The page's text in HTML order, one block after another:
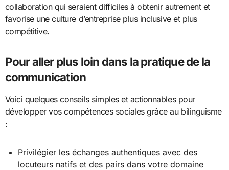
collaboration qui seraient difficiles à obtenir autrement et
favorise une culture d’entreprise plus inclusive et plus
compétitive.
Pour aller plus loin dans la pratique de la
communication
Voici quelques conseils simples et actionnables pour
développer vos compétences sociales grâce au bilinguisme
:
Privilégier les échanges authentiques avec des
locuteurs natifs et des pairs dans votre domaine